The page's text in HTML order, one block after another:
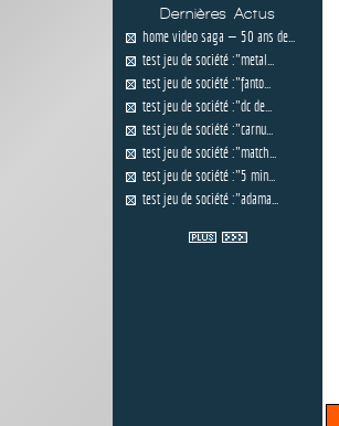
Dernières Actus
home video saga — 50 ans de...
test jeu de société :"metal...
test jeu de société :"fanto...
test jeu de société :"dc de...
test jeu de société :"carnu...
test jeu de société :"match...
test jeu de société :"5 min...
test jeu de société :"adama...